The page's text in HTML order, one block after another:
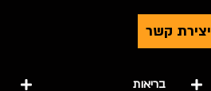
יצירת קשר
בריאות